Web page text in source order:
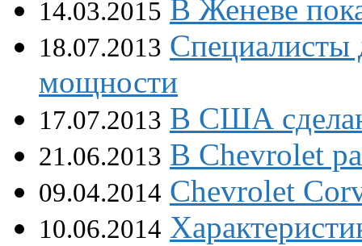
14.03.2015 В Женеве
18.07.2013 Специалисты
мощности
17.07.2013 В США
21.06.2013 В Chevrolet
09.04.2014 Chevrolet
10.06.2014